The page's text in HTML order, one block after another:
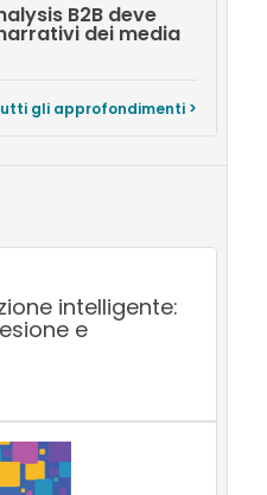
B2B deve
dei media
gli approfondimenti >
intelligente:
e